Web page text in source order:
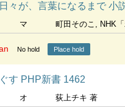
々が、言葉になるまで 小
マ 町田そのこ, NHK「わ
No hold Place hold
す PHP新書 1462
オ 荻上チキ 著